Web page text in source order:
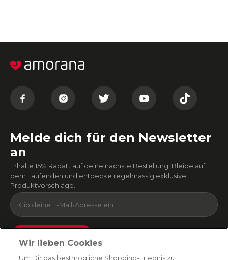
Melde dich für den Newsletter
an
Erhalte 15% Rabatt auf deine nächste Bestellung! Bleibe auf
dem Laufenden und entdecke regelmässig exklusive
Produktvorschläge.
Absenden
Du kannst dich jederzeit von unserem Newsletter abmelden. Indem du fortfährst, stimmst
Wir lieben Cookies
Um Dir das bestmögliche Shopping-Erlebnis zu